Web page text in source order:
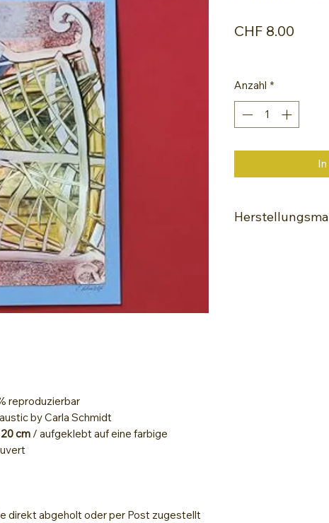
reproduzierbar
by Carla Schmidt
cm / aufgeklebt auf eine farbige
direkt abgeholt oder per Post zugestellt
CHF 8.00
Anzahl *